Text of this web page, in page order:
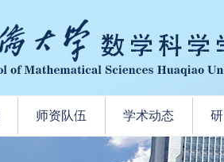
师资队伍 学术动态